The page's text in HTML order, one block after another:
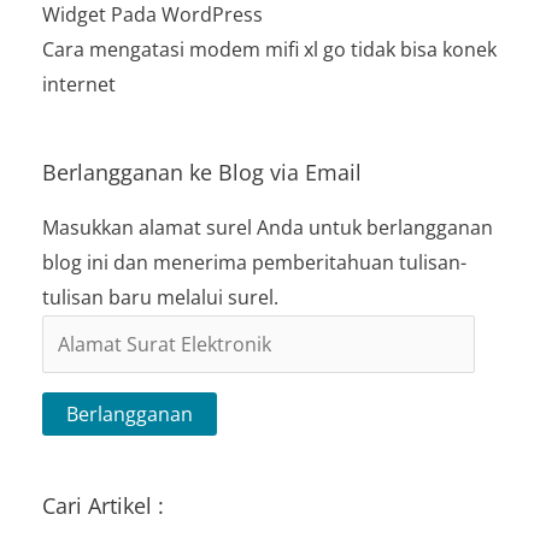
Widget Pada WordPress
Cara mengatasi modem mifi xl go tidak bisa konek
internet
Berlangganan ke Blog via Email
Masukkan alamat surel Anda untuk berlangganan
blog ini dan menerima pemberitahuan tulisan-
tulisan baru melalui surel.
Alamat
Surat
Elektronik
Berlangganan
Cari Artikel :